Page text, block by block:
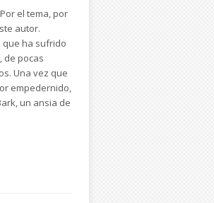
el tema, por
autor.
que ha sufrido
de pocas
Una vez que
empedernido,
un ansia de